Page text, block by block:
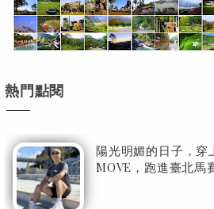
熱門點閱
陽光明媚的日子，穿
MOVE，跑進臺北馬